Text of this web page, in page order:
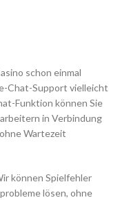
schon einmal
Chat-Support vielleicht
Funktion können Sie
in Verbindung
Wartezeit
können Spielfehler
lösen, ohne